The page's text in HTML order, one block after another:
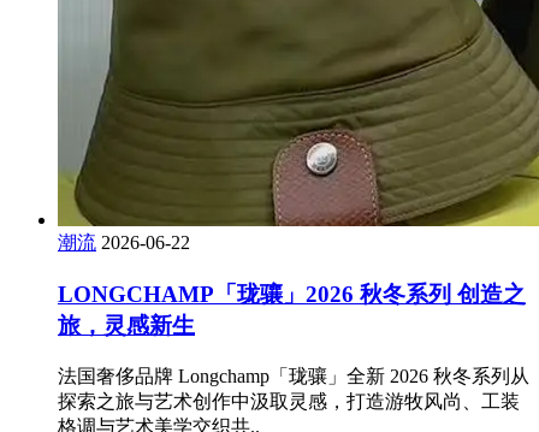
潮流 2026-06-22
LONGCHAMP「珑骧」2026 秋冬系列 创造之
旅，灵感新生
法国奢侈品牌 Longchamp「珑骧」全新 2026 秋冬系列从
探索之旅与艺术创作中汲取灵感，打造游牧风尚、工装
格调与艺术美学交织共..